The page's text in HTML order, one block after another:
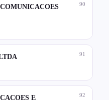
90
91
92
E